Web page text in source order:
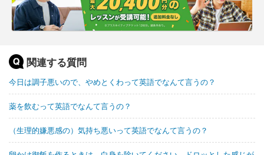
関連する質問
今日は調子悪いので、やめとくわって英語でなんて言うの？
薬を飲むって英語でなんて言うの？
（生理的嫌悪感の）気持ち悪いって英語でなんて言うの？